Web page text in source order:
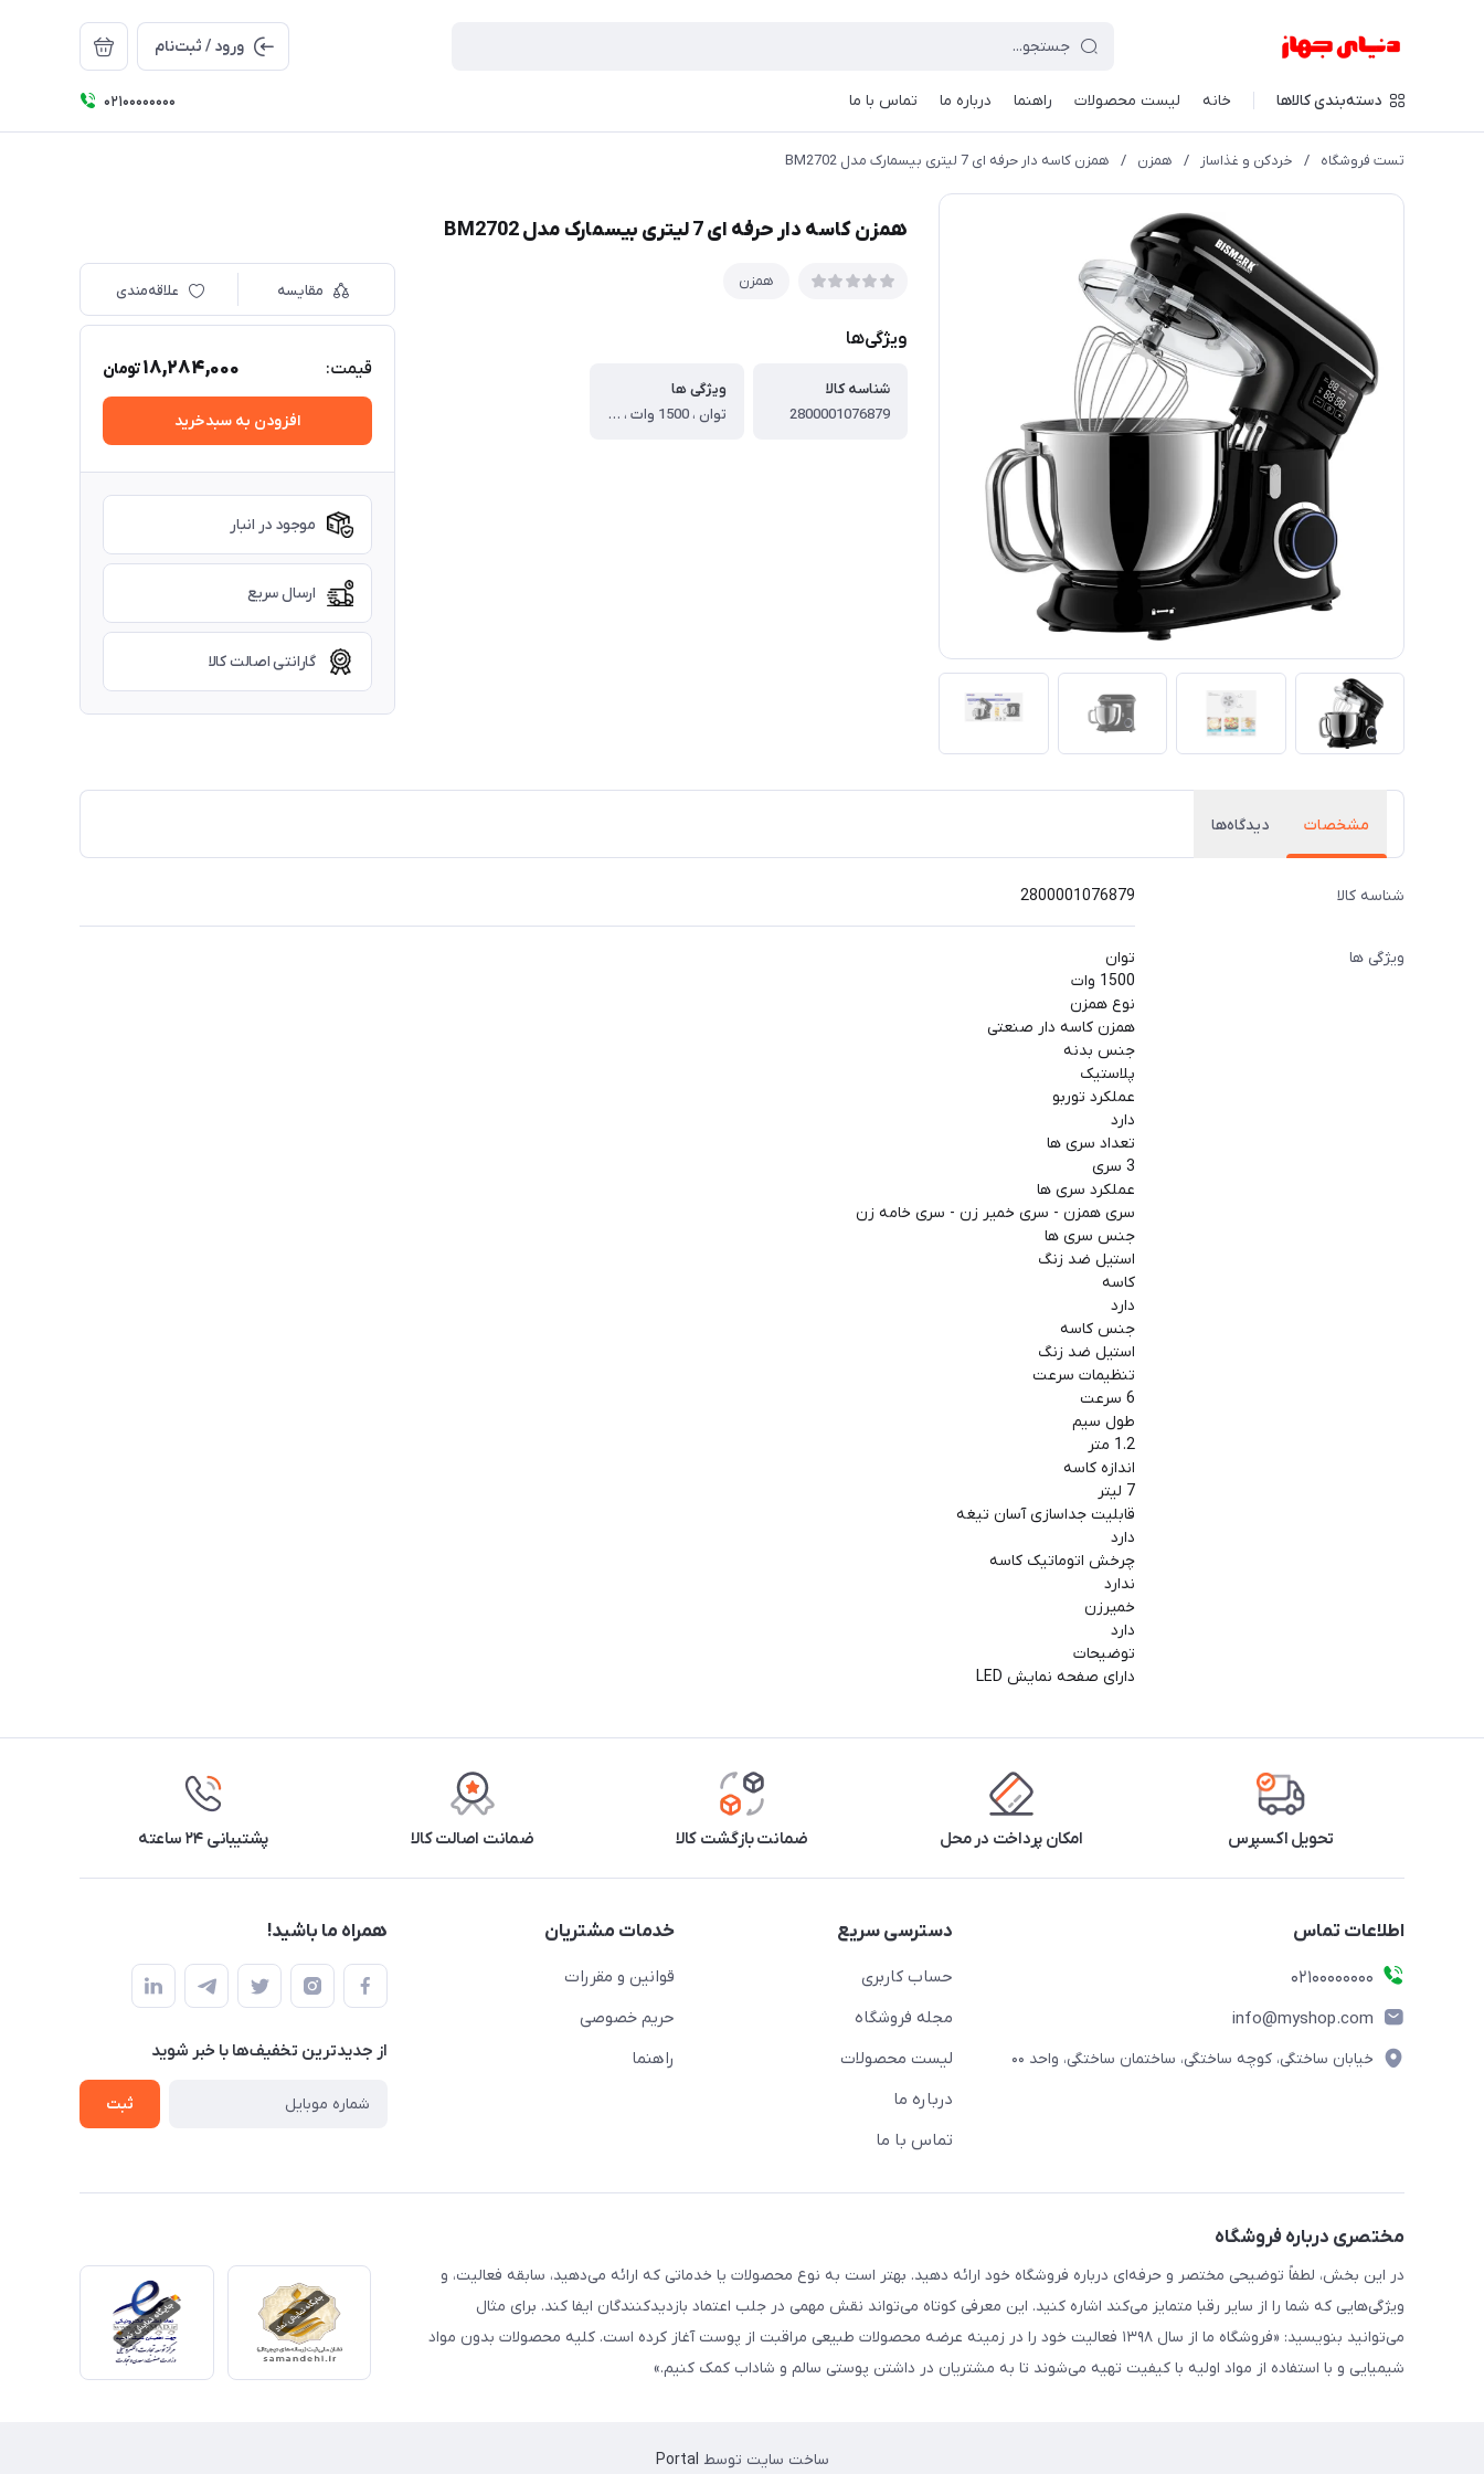
ورود / ثبت‌نام
دسته‌بندی کالاها خانه لیست محصولات راهنما درباره ما تماس با ما ۰۲۱۰۰۰۰۰۰۰۰
تست فروشگاه / خردکن و غذاساز / همزن / همزن کاسه دار حرفه ای 7 لیتری بیسمارک مدل BM2702
همزن کاسه دار حرفه ای 7 لیتری بیسمارک مدل BM2702
همزن
ویژگی‌ها
شناسه کالا
2800001076879
ویژگی ها
توان ، 1500 وات ، نوع همزن ، همزن کاسه دار صنعتی ، جنس بدنه ، پلاستیک ، عملکرد توربو ، دارد ، تعداد سری ها ، 3 سری ، عملکرد سری ها ، سری همزن - سری خمیر زن - سری خامه زن ، جنس سری ها ، استیل ضد زنگ ، کاسه ، دارد ، جنس کاسه ، استیل ضد زنگ ، تنظیمات سرعت ، 6 سرعت ، طول سیم ، 1.2 متر ، اندازه کاسه ، 7 لیتر ، قابلیت جداسازی آسان تیغه ، دارد ، چرخش اتوماتیک کاسه ، ندارد ، خمیرزن ، دارد ، توضیحات ، دارای صفحه نمایش LED
مقایسه علاقه‌مندی
قیمت: 18,284,000تومان
افزودن به سبدخرید
موجود در انبار
ارسال سریع
گارانتی اصالت کالا
مشخصات دیدگاه‌ها
شناسه کالا 2800001076879
ویژگی ها
توان
1500 وات
نوع همزن
همزن کاسه دار صنعتی
جنس بدنه
پلاستیک
عملکرد توربو
دارد
تعداد سری ها
3 سری
عملکرد سری ها
سری همزن - سری خمیر زن - سری خامه زن
جنس سری ها
استیل ضد زنگ
کاسه
دارد
جنس کاسه
استیل ضد زنگ
تنظیمات سرعت
6 سرعت
طول سیم
1.2 متر
اندازه کاسه
7 لیتر
قابلیت جداسازی آسان تیغه
دارد
چرخش اتوماتیک کاسه
ندارد
خمیرزن
دارد
توضیحات
دارای صفحه نمایش LED
تحویل اکسپرس امکان پرداخت در محل ضمانت بازگشت کالا ضمانت اصالت کالا پشتیبانی ۲۴ ساعته
اطلاعات تماس
۰۲۱۰۰۰۰۰۰۰۰
info@myshop.com
خیابان ساختگی، کوچه ساختگی، ساختمان ساختگی، واحد ۰۰
دسترسی سریع
حساب کاربری
مجله فروشگاه
لیست محصولات
درباره ما
تماس با ما
خدمات مشتریان
قوانین و مقررات
حریم خصوصی
راهنما
همراه ما باشید!
از جدید‌ترین تخفیف‌ها با‌ خبر شوید
ثبت
مختصری درباره فروشگاه
در این بخش، لطفاً توضیحی مختصر و حرفه‌ای درباره فروشگاه خود ارائه دهید. بهتر است به نوع محصولات یا خدماتی که ارائه می‌دهید، سابقه فعالیت، و
ویژگی‌هایی که شما را از سایر رقبا متمایز می‌کند اشاره کنید. این معرفی کوتاه می‌تواند نقش مهمی در جلب اعتماد بازدیدکنندگان ایفا کند. برای مثال
می‌توانید بنویسید: «فروشگاه ما از سال ۱۳۹۸ فعالیت خود را در زمینه عرضه محصولات طبیعی مراقبت از پوست آغاز کرده است. کلیه محصولات بدون مواد
شیمیایی و با استفاده از مواد اولیه با کیفیت تهیه می‌شوند تا به مشتریان در داشتن پوستی سالم و شاداب کمک کنیم.»
ساخت سایت توسط Portal